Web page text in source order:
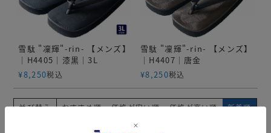
雪駄 "凜輝"-rin- 【メンズ】
｜H4405｜漆黒｜3L
¥8,250税込
雪駄 "凜輝"-rin- 【メンズ】
｜H4407｜唐金
¥8,250税込
並び替え おすすめ順 価格が安い順 価格が高い順 新着順